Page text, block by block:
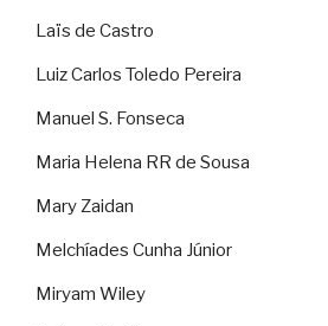
Laïs de Castro
Luiz Carlos Toledo Pereira
Manuel S. Fonseca
Maria Helena RR de Sousa
Mary Zaidan
Melchíades Cunha Júnior
Miryam Wiley